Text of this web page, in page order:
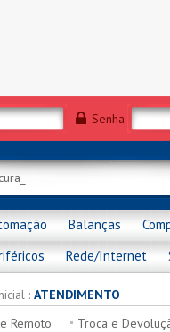
Senha
Balanças
Rede/Internet
: ATENDIMENTO
Remoto
Troca e